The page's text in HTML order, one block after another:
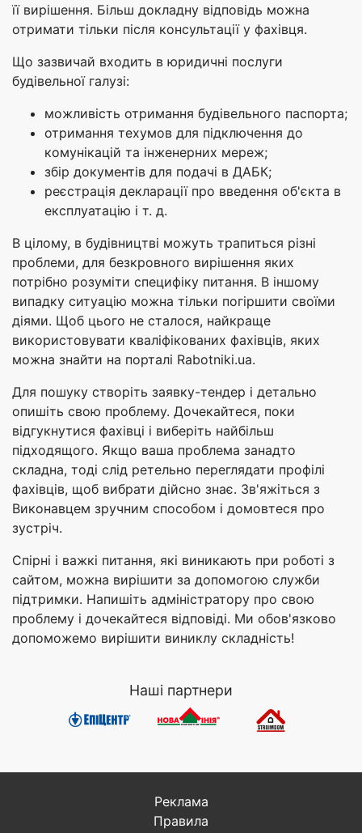
її вирішення. Більш докладну відповідь можна
отримати тільки після консультації у фахівця.
Що зазвичай входить в юридичні послуги
будівельної галузі:
можливість отримання будівельного паспорта;
отримання техумов для підключення до
комунікацій та інженерних мереж;
збір документів для подачі в ДАБК;
реєстрація декларації про введення об'єкта в
експлуатацію і т. д.
В цілому, в будівництві можуть трапиться різні
проблеми, для безкровного вирішення яких
потрібно розуміти специфіку питання. В іншому
випадку ситуацію можна тільки погіршити своїми
діями. Щоб цього не сталося, найкраще
використовувати кваліфікованих фахівців, яких
можна знайти на порталі Rabotniki.ua.
Для пошуку створіть заявку-тендер і детально
опишіть свою проблему. Дочекайтеся, поки
відгукнутися фахівці і виберіть найбільш
підходящого. Якщо ваша проблема занадто
складна, тоді слід ретельно переглядати профілі
фахівців, щоб вибрати дійсно знає. Зв'яжіться з
Виконавцем зручним способом і домовтеся про
зустріч.
Спірні і важкі питання, які виникають при роботі з
сайтом, можна вирішити за допомогою служби
підтримки. Напишіть адміністратору про свою
проблему і дочекайтеся відповіді. Ми обов'язково
допоможемо вирішити виниклу складність!
Наші партнери
Реклама
Правила